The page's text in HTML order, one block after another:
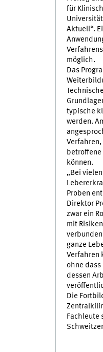
für
Aktuell“.
möglich.
Das
typische
werden.
betroffene
können.
„Bei
Proben
Direktor
zwar ein
mit
ganze
Verfahren
ohne
dessen
Die
Fachleute